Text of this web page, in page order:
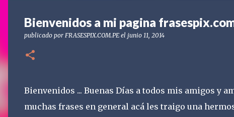
Bienvenidos a mi pagina
publicado por FRASESPIX.COM.PE el junio 11, 2014
Bienvenidos ... Buenas Días a todos mis amigos y
muchas frases en general acá les traigo una